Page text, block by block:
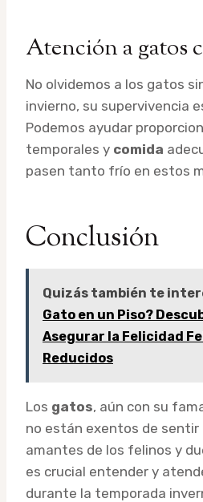
Atención a gatos
No olvidemos a los gatos
invierno, su supervivencia
Podemos ayudar
temporales y comida
pasen tanto frío en estos
Conclusión
Quizás también te
Gato en un Piso?
Asegurar la Felicidad
Reducidos
Los gatos, aún con su
no están exentos de sentir
amantes de los felinos y
es crucial entender y
durante la temporada